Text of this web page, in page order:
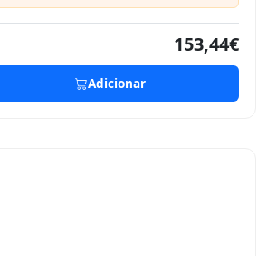
153,44€
Adicionar